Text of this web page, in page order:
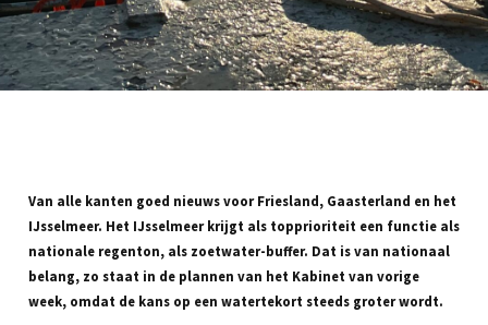
Van alle kanten goed nieuws voor Friesland, Gaasterland en het
IJsselmeer. Het IJsselmeer krijgt als topprioriteit een functie als
nationale regenton, als zoetwater-buffer. Dat is van nationaal
belang, zo staat in de plannen van het Kabinet van vorige
week, omdat de kans op een watertekort steeds groter wordt.